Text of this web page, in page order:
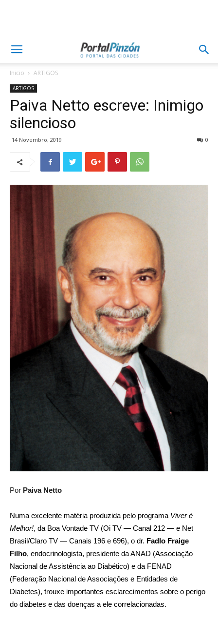
Inicio ARTIGOS
ARTIGOS
Paiva Netto escreve: Inimigo
silencioso
14 Novembro, 2019 0
Por Paiva Netto
Numa excelente matéria produzida pelo programa Viver é
Melhor!, da Boa Vontade TV (Oi TV — Canal 212 — e Net
Brasil/Claro TV — Canais 196 e 696), o dr. Fadlo Fraige
Filho, endocrinologista, presidente da ANAD (Associação
Nacional de Assistência ao Diabético) e da FENAD
(Federação Nacional de Associações e Entidades de
Diabetes), trouxe importantes esclarecimentos sobre o perigo
do diabetes e das doenças a ele correlacionadas.